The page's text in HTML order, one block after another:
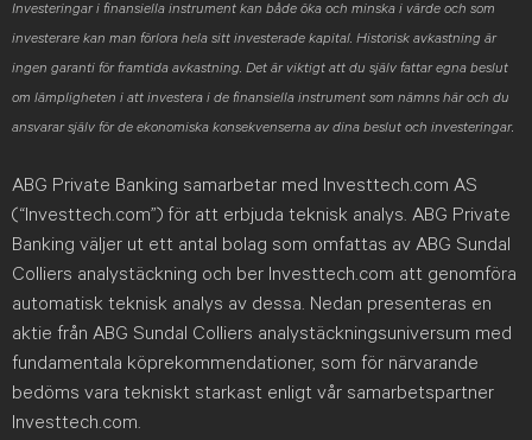
Investeringar i finansiella instrument kan både öka och minska i värde och som
investerare kan man förlora hela sitt investerade kapital. Historisk avkastning är
ingen garanti för framtida avkastning. Det är viktigt att du själv fattar egna beslut
om lämpligheten i att investera i de finansiella instrument som nämns här och du
ansvarar själv för de ekonomiska konsekvenserna av dina beslut och investeringar.
ABG Private Banking samarbetar med Investtech.com AS
(“Investtech.com”) för att erbjuda teknisk analys. ABG Private
Banking väljer ut ett antal bolag som omfattas av ABG Sundal
Colliers analystäckning och ber Investtech.com att genomföra
automatisk teknisk analys av dessa. Nedan presenteras en
aktie från ABG Sundal Colliers analystäckningsuniversum med
fundamentala köprekommendationer, som för närvarande
bedöms vara tekniskt starkast enligt vår samarbetspartner
Investtech.com.